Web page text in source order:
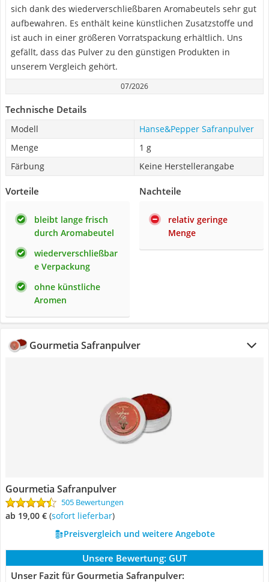
sich dank des wiederverschließbaren Aromabeutels sehr gut
aufbewahren. Es enthält keine künstlichen Zusatzstoffe und
ist auch in einer größeren Vorratspackung erhältlich. Uns
gefällt, dass das Pulver zu den günstigen Produkten in
unserem Vergleich gehört.
07/2026
Technische Details
Modell
Hanse&Pepper Safranpulver
Menge
1 g
Färbung
Keine Herstellerangabe
Vorteile
bleibt lange frisch
durch Aromabeutel
wiederverschließbar
e Verpackung
ohne künstliche
Aromen
Nachteile
relativ geringe
Menge
Gourmetia Safranpulver
Gourmetia Safranpulver
505 Bewertungen
ab 19,00 € ( Sofort lieferbar)
Preisvergleich und weitere Angebote
Unsere Bewertung: GUT
Unser Fazit für Gourmetia Safranpulver: